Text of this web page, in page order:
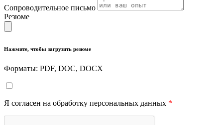
Сопроводительное письмо
Резюме
Нажмите, чтобы загрузить резюме
Форматы: PDF, DOC, DOCX
Я согласен на обработку персональных данных *